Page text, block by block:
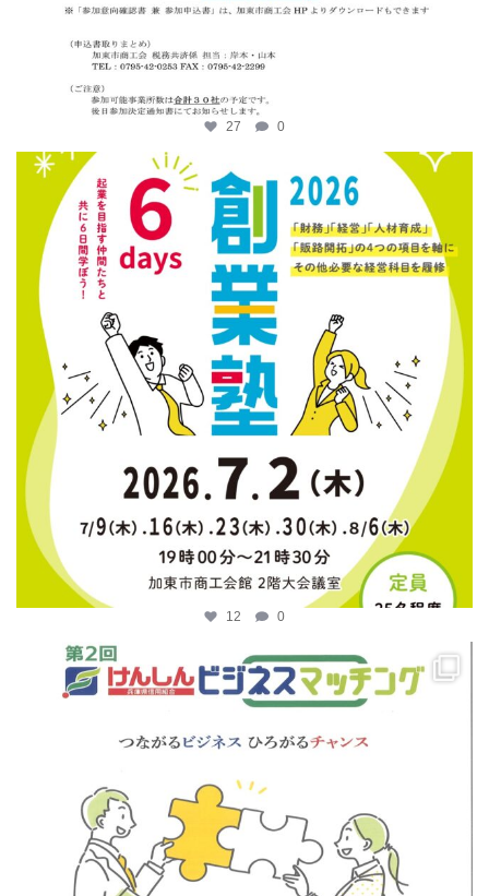
27 0
katosci
6月 12
12 0
katosci
4月 14